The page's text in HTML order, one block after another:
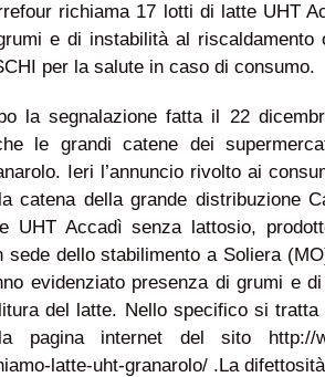
richiama 17 lotti di latte UHT
e di instabilità al riscaldamento
per la salute in caso di consumo.
la segnalazione fatta il 22
le grandi catene dei
Ieri l’annuncio rivolto ai
catena della grande distribuzione
UHT Accadì senza lattosio,
sede dello stabilimento a Soliera
evidenziato presenza di grumi e
del latte. Nello specifico si
pagina internet del sito http://
latte-uht-granarolo/ .La